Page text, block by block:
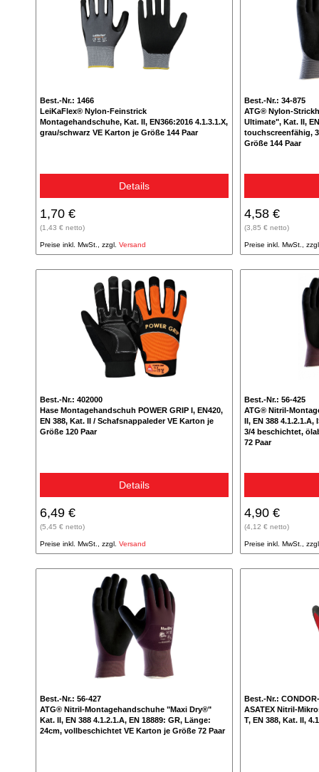
Best.-Nr.: 1466
LeiKaFlex® Nylon-Feinstrick
Montagehandschuhe, Kat. II, EN366:2016 4.1.3.1.X,
grau/schwarz VE Karton je Größe 144 Paar
Details
1,70 €
(1,43 € netto)
Preise inkl. MwSt., zzgl. Versand
Best.-Nr.: 34-875
ATG® Nylon-
Ultimate", Kat. II,
touchscreenfähig,
Größe 144 Paar
4,58 €
(3,85 € netto)
Preise inkl. MwSt.,
Best.-Nr.: 402000
Hase Montagehandschuh POWER GRIP I, EN420,
EN 388, Kat. II / Schafsnappaleder VE Karton je
Größe 120 Paar
Details
6,49 €
(5,45 € netto)
Preise inkl. MwSt., zzgl. Versand
Best.-Nr.: 56-425
ATG® Nitril-
II, EN 388 4.1.2.1.A,
3/4 beschichtet,
72 Paar
4,90 €
(4,12 € netto)
Preise inkl. MwSt.,
Best.-Nr.: 56-427
ATG® Nitril-Montagehandschuhe "Maxi Dry®"
Kat. II, EN 388 4.1.2.1.A, EN 18889: GR, Länge:
24cm, vollbeschichtet VE Karton je Größe 72 Paar
Best.-Nr.:
ASATEX Nitril-
T, EN 388, Kat. II,